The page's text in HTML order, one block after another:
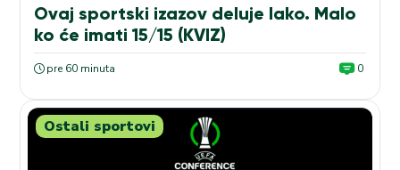
Ovaj sportski izazov deluje lako. Malo
ko će imati 15/15 (KVIZ)
pre 60 minuta 0
Ostali sportovi